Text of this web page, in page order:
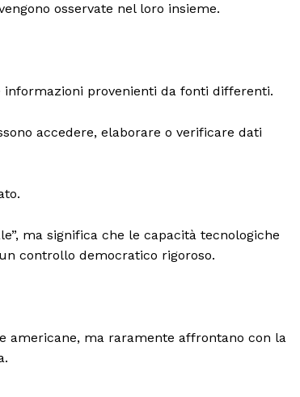
CildresQue
LifeStyle
Donazione
osservate nel loro insieme.
provenienti da fonti differenti.
accedere, elaborare o verificare dati
ma significa che le capacità tecnologiche
controllo democratico rigoroso.
americane, ma raramente affrontano con la